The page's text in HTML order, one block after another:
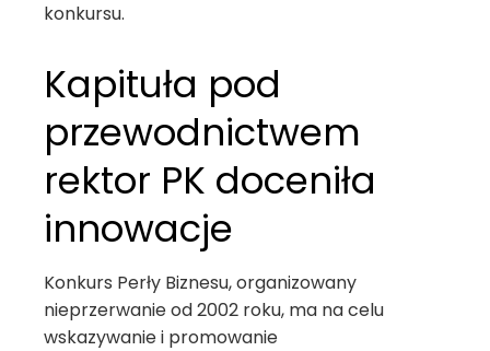
konkursu.
Kapituła pod
przewodnictwem
rektor PK doceniła
innowacje
Konkurs Perły Biznesu, organizowany
nieprzerwanie od 2002 roku, ma na celu
wskazywanie i promowanie